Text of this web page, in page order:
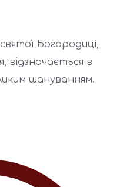
Богородиці,
відзначається в
шануванням.